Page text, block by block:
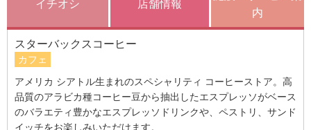
イチオシ 店舗情報
内
スターバックスコーヒー
カフェ
アメリカ シアトル生まれのスペシャリティ コーヒーストア。高
品質のアラビカ種コーヒー豆から抽出したエスプレッソがベース
のバラエティ豊かなエスプレッソドリンクや、ペストリ、サンド
イッチをお楽しみいただけます。